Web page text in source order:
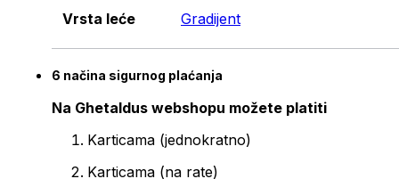
Vrsta leće Gradijent
6 načina sigurnog plaćanja
Na Ghetaldus webshopu možete platiti
Karticama (jednokratno)
Karticama (na rate)